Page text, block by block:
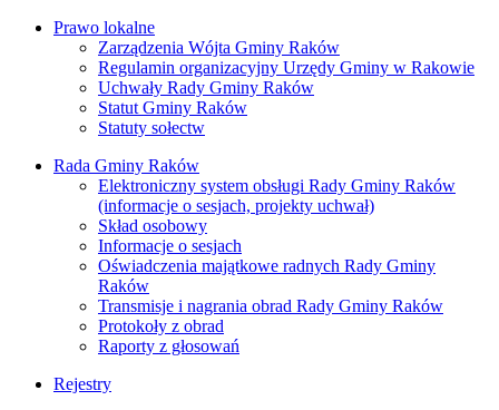
Prawo lokalne
Zarządzenia Wójta Gminy Raków
Regulamin organizacyjny Urzędy Gminy w Rakowie
Uchwały Rady Gminy Raków
Statut Gminy Raków
Statuty sołectw
Rada Gminy Raków
Elektroniczny system obsługi Rady Gminy Raków
(informacje o sesjach, projekty uchwał)
Skład osobowy
Informacje o sesjach
Oświadczenia majątkowe radnych Rady Gminy
Raków
Transmisje i nagrania obrad Rady Gminy Raków
Protokoły z obrad
Raporty z głosowań
Rejestry